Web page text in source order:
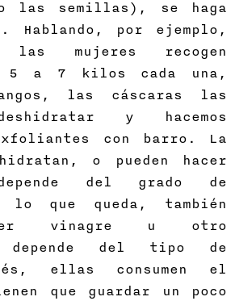
las semillas), se haga
Hablando, por ejemplo,
las mujeres recogen
5 a 7 kilos cada una,
las cáscaras las
y hacemos
con barro. La
o pueden hacer
depende del grado de
lo que queda, también
vinagre u otro
depende del tipo de
ellas consumen el
que guardar un poco